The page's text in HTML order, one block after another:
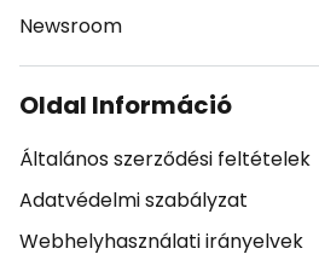
Newsroom
Oldal Információ
Általános szerződési feltételek
Adatvédelmi szabályzat
Webhelyhasználati irányelvek